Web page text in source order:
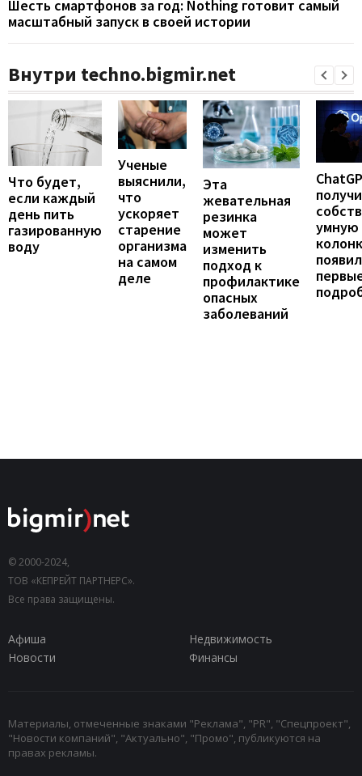
Шесть смартфонов за год: Nothing готовит самый
масштабный запуск в своей истории
Внутри techno.bigmir.net
Что будет,
если каждый
день пить
газированную
воду
Ученые
выяснили,
что
ускоряет
старение
организма
на самом
деле
Эта
жевательная
резинка
может
изменить
подход к
профилактике
опасных
заболеваний
умную
© 2000-2024,
ТОВ «КЕПРЕЙТ ПАРТНЕРС».
Все права защищены.
Афиша
Недвижимость
Новости
Финансы
Материалы, отмеченные знаками "Реклама", "PR", "Спецпроект",
"Новости компаний", "Актуально", "Промо", публикуются на
правах рекламы.